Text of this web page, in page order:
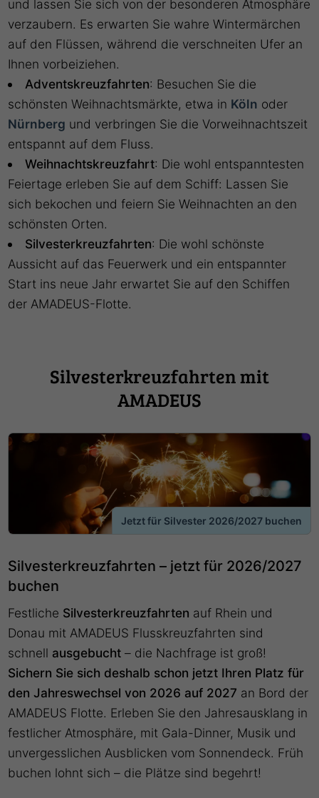
und lassen Sie sich von der besonderen Atmosphäre
verzaubern. Es erwarten Sie wahre Wintermärchen
auf den Flüssen, während die verschneiten Ufer an
Ihnen vorbeiziehen.
Adventskreuzfahrten: Besuchen Sie die
schönsten Weihnachtsmärkte, etwa in Köln oder
Nürnberg und verbringen Sie die Vorweihnachtszeit
entspannt auf dem Fluss.
Weihnachtskreuzfahrt: Die wohl entspanntesten
Feiertage erleben Sie auf dem Schiff: Lassen Sie
sich bekochen und feiern Sie Weihnachten an den
schönsten Orten.
Silvesterkreuzfahrten: Die wohl schönste
Aussicht auf das Feuerwerk und ein entspannter
Start ins neue Jahr erwartet Sie auf den Schiffen
der AMADEUS-Flotte.
Silvesterkreuzfahrten mit
AMADEUS
Jetzt für Silvester 2026/2027 buchen
Silvesterkreuzfahrten – jetzt für 2026/2027
buchen
Festliche Silvesterkreuzfahrten auf Rhein und
Donau mit AMADEUS Flusskreuzfahrten sind
schnell ausgebucht – die Nachfrage ist groß!
Sichern Sie sich deshalb schon jetzt Ihren Platz für
den Jahreswechsel von 2026 auf 2027 an Bord der
AMADEUS Flotte. Erleben Sie den Jahresausklang in
festlicher Atmosphäre, mit Gala-Dinner, Musik und
unvergesslichen Ausblicken vom Sonnendeck. Früh
buchen lohnt sich – die Plätze sind begehrt!